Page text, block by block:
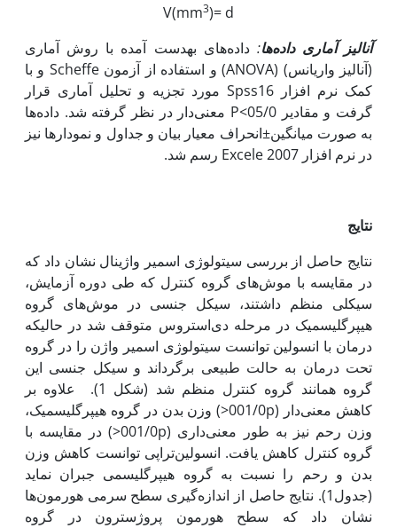
V(mm3)= d
آنالیز آماری داده‌ها:
داده‌های به‎دست آمده با روش آماری
(آنالیز واریانس) (ANOVA) و استفاده از آزمون Scheffe و با
کمک نرم افزار Spss16 مورد تجزیه و تحلیل آماری قرار
گرفت و مقادیر 05/0>P معنی‌دار در نظر گرفته شد. داده‌ها
به صورت میانگین±انحراف معیار بیان و جداول و نمودارها نیز
در نرم افزار Excele 2007 رسم شد.
نتایج
نتایج حاصل از بررسی سیتولوژی اسمیر واژینال نشان داد که
در مقایسه با موش‌های گروه کنترل که طی دوره آزمایش،
سیکلی منظم داشتند، سیکل جنسی در موش‌های گروه
هیپرگلیسمیک در مرحله دی‌استروس متوقف شد در حالی‎که
درمان با انسولین توانست سیتولوژی اسمیر واژن را در گروه
تحت درمان به حالت طبیعی برگرداند و سیکل جنسی این
گروه همانند گروه کنترل منظم شد (شکل 1). علاوه بر
کاهش معنی‌دار (001/0p<) وزن بدن در گروه هیپرگلیسمیک،
وزن رحم نیز به طور معنی‌داری (001/0p<) در مقایسه با
گروه کنترل کاهش یافت. انسولین‌تراپی توانست کاهش وزن
بدن و رحم را نسبت به گروه هیپرگلیسمی جبران نماید
(جدول1). نتایج حاصل از اندازه‌گیری سطح سرمی هورمون‌ها
نشان داد که سطح هورمون پروژسترون در گروه